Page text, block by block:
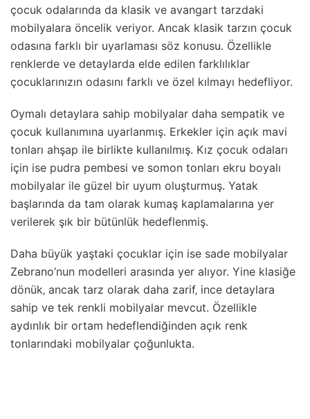
çocuk odalarında da klasik ve avangart tarzdaki
mobilyalara öncelik veriyor. Ancak klasik tarzın çocuk
odasına farklı bir uyarlaması söz konusu. Özellikle
renklerde ve detaylarda elde edilen farklılıklar
çocuklarınızın odasını farklı ve özel kılmayı hedefliyor.
Oymalı detaylara sahip mobilyalar daha sempatik ve
çocuk kullanımına uyarlanmış. Erkekler için açık mavi
tonları ahşap ile birlikte kullanılmış. Kız çocuk odaları
için ise pudra pembesi ve somon tonları ekru boyalı
mobilyalar ile güzel bir uyum oluşturmuş. Yatak
başlarında da tam olarak kumaş kaplamalarına yer
verilerek şık bir bütünlük hedeflenmiş.
Daha büyük yaştaki çocuklar için ise sade mobilyalar
Zebrano’nun modelleri arasında yer alıyor. Yine klasiğe
dönük‚ ancak tarz olarak daha zarif‚ ince detaylara
sahip ve tek renkli mobilyalar mevcut. Özellikle
aydınlık bir ortam hedeflendiğinden açık renk
tonlarındaki mobilyalar çoğunlukta.